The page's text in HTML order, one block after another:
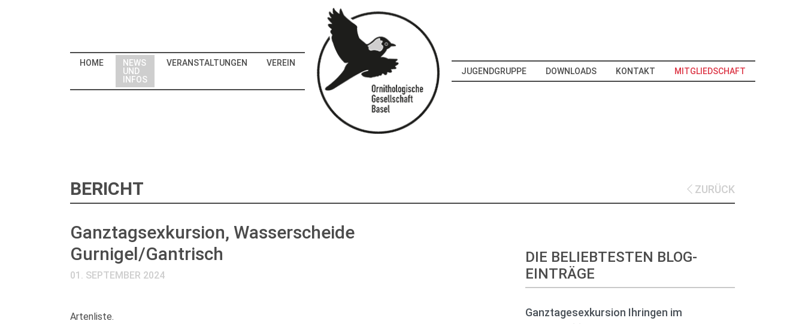
HOME
NEWS
UND
INFOS
VERANSTALTUNGEN
VEREIN
JUGENDGRUPPE
DOWNLOADS KONTAKT MITGLIEDSCHAFT
BERICHT ZURÜCK
Ganztagsexkursion, Wasserscheide
Gurnigel/Gantrisch
01. SEPTEMBER 2024
Artenliste.
DIE BELIEBTESTEN BLOG-
EINTRÄGE
Ganztagesexkursion Ihringen im